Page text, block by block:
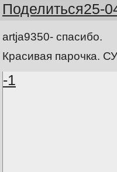
Поделиться25-
artja9350- спасибо.
Красивая парочка.
-1